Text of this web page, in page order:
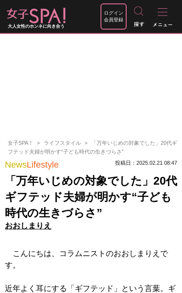
大人女性のホンネに向き合う
ログイン
会員登録
女子SPA！ ライフスタイル
「万年いじめの対象でした」20代ギ
フテッド夫婦が明かす“子ども時代の生きづらさ”
NewsLifestyle 投稿日：2025.02.21 08:47
「万年いじめの対象でした」20代
ギフテッド夫婦が明かす“子ども
時代の生きづらさ”
おおしまりえ
こんにちは、コラムニストのおおしまりえで
す。
近年よく耳にする「ギフテッド」という言葉。ギ